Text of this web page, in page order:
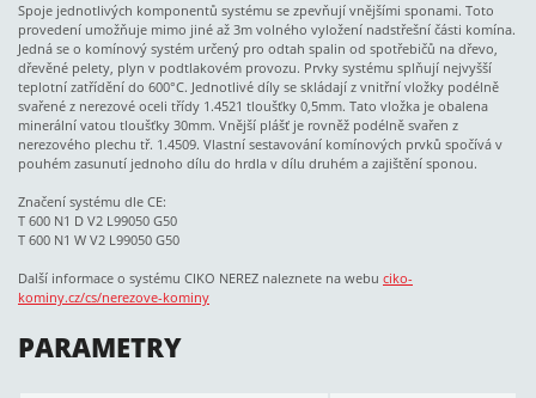
Spoje jednotlivých komponentů systému se zpevňují vnějšími sponami. Toto
provedení umožňuje mimo jiné až 3m volného vyložení nadstřešní části komína.
Jedná se o komínový systém určený pro odtah spalin od spotřebičů na dřevo,
dřevěné pelety, plyn v podtlakovém provozu. Prvky systému splňují nejvyšší
teplotní zatřídění do 600°C. Jednotlivé díly se skládají z vnitřní vložky podélně
svařené z nerezové oceli třídy 1.4521 tloušťky 0,5mm. Tato vložka je obalena
minerální vatou tloušťky 30mm. Vnější plášť je rovněž podélně svařen z
nerezového plechu tř. 1.4509. Vlastní sestavování komínových prvků spočívá v
pouhém zasunutí jednoho dílu do hrdla v dílu druhém a zajištění sponou.
Značení systému dle CE:
T 600 N1 D V2 L99050 G50
T 600 N1 W V2 L99050 G50
Další informace o systému CIKO NEREZ naleznete na webu ciko-
kominy.cz/cs/nerezove-kominy
PARAMETRY